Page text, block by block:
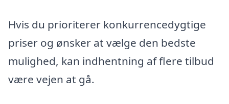
Hvis du prioriterer konkurrencedygtige
priser og ønsker at vælge den bedste
mulighed, kan indhentning af flere tilbud
være vejen at gå.